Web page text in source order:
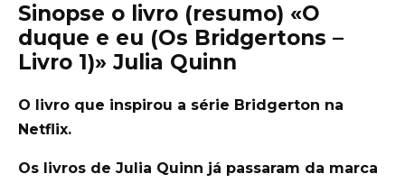
Sinopse o livro (resumo) «O
duque e eu (Os Bridgertons –
Livro 1)» Julia Quinn
O livro que inspirou a série Bridgerton na
Netflix.
Os livros de Julia Quinn já passaram da marca